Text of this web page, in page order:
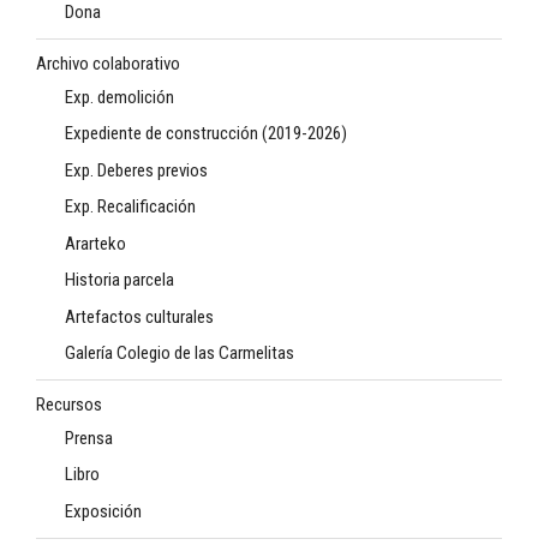
Dona
Archivo colaborativo
Exp. demolición
Expediente de construcción (2019-2026)
Exp. Deberes previos
Exp. Recalificación
Ararteko
Historia parcela
Artefactos culturales
Galería Colegio de las Carmelitas
Recursos
Prensa
Libro
Exposición